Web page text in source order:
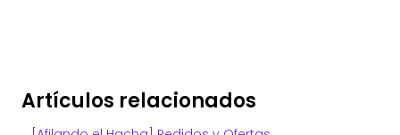
Artículos relacionados